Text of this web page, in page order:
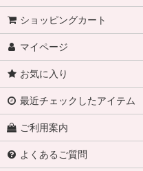
ショッピングカート
マイページ
お気に入り
最近チェックしたアイテム
ご利用案内
よくあるご質問